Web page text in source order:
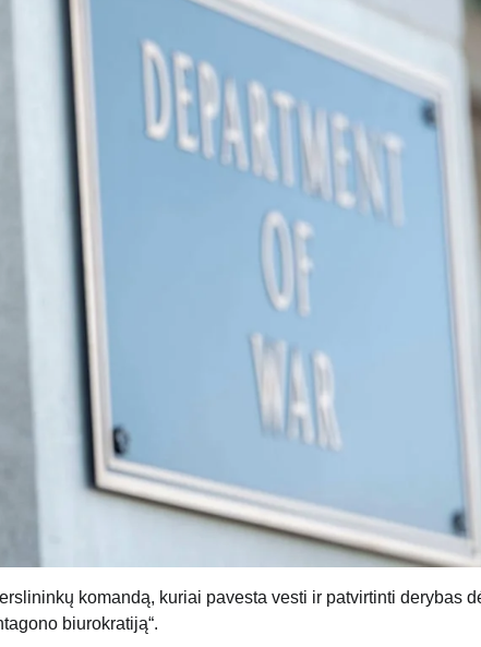
komandą, kuriai pavesta vesti ir patvirtinti derybas
biurokratiją“.